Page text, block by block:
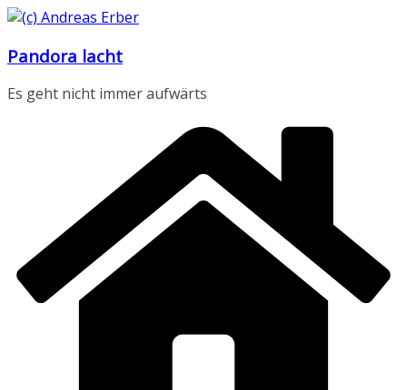
Zum
springen
Pandora lacht
Es geht nicht immer aufwärts